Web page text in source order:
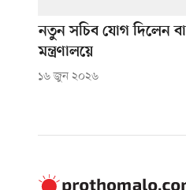
নতুন সচিব যোগ দিলেন
মন্ত্রণালয়ে
১৬ জুন ২০২৬